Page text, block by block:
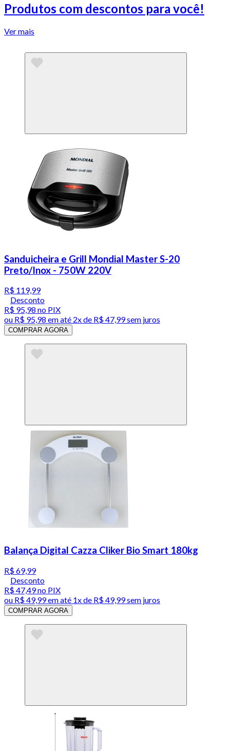
Produtos com descontos para você!
Ver mais
Sanduicheira e Grill Mondial Master S-20
Preto/Inox - 750W 220V
R$ 119,99
Desconto
R$ 95,98 no PIX
ou R$ 95,98 em até 2x de R$ 47,99 sem juros
COMPRAR AGORA
Balança Digital Cazza Cliker Bio Smart 180kg
R$ 69,99
Desconto
R$ 47,49no PIX
ou R$ 49,99em até 1x de R$ 49,99sem juros
COMPRAR AGORA